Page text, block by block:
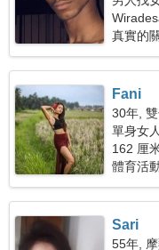
真實的
Fani
30年,
單身女
162 厘
體育活
Sari
55年,